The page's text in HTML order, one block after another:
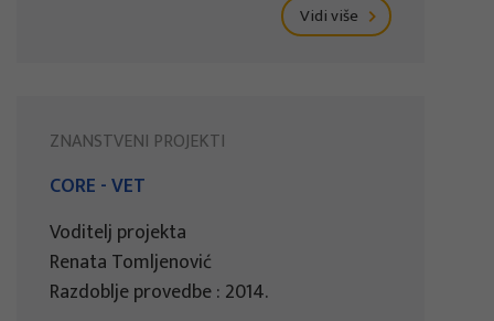
Vidi više
ZNANSTVENI PROJEKTI
CORE - VET
Voditelj projekta
Renata Tomljenović
Razdoblje provedbe : 2014.